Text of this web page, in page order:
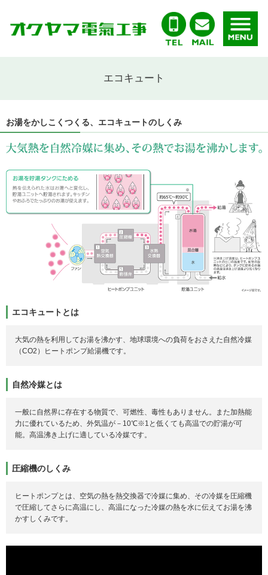
エコキュート
お湯をかしこくつくる、エコキュートのしくみ
エコキュートとは
大気の熱を利用してお湯を沸かす、地球環境への負荷をおさえた自然冷媒
（CO2）ヒートポンプ給湯機です。
自然冷媒とは
一般に自然界に存在する物質で、可燃性、毒性もありません。また加熱能
力に優れているため、外気温が－10℃※1と低くても高温での貯湯が可
能。高温沸き上げに適している冷媒です。
圧縮機のしくみ
ヒートポンプとは、空気の熱を熱交換器で冷媒に集め、その冷媒を圧縮機
で圧縮してさらに高温にし、高温になった冷媒の熱を水に伝えてお湯を沸
かすしくみです。